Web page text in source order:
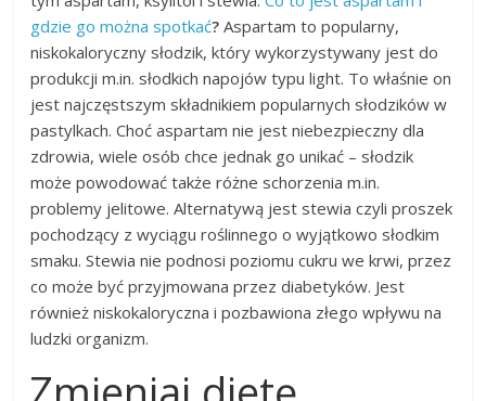
gdzie go można spotkać? Aspartam to popularny,
niskokaloryczny słodzik, który wykorzystywany jest do
produkcji m.in. słodkich napojów typu light. To właśnie on
jest najczęstszym składnikiem popularnych słodzików w
pastylkach. Choć aspartam nie jest niebezpieczny dla
zdrowia, wiele osób chce jednak go unikać – słodzik
może powodować także różne schorzenia m.in.
problemy jelitowe. Alternatywą jest stewia czyli proszek
pochodzący z wyciągu roślinnego o wyjątkowo słodkim
smaku. Stewia nie podnosi poziomu cukru we krwi, przez
co może być przyjmowana przez diabetyków. Jest
również niskokaloryczna i pozbawiona złego wpływu na
ludzki organizm.